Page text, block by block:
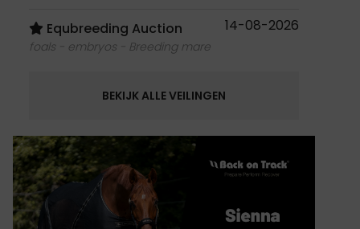
Equbreeding Auction
foals - embryos - Breeding mare
14-08-2026
BEKIJK ALLE VEILINGEN